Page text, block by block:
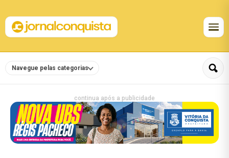
Navegue pelas categorias
continua após a publicidade